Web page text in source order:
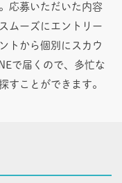
応募いただいた内容
ムーズにエントリー
トから個別にスカウ
で届くので、多忙な
すことができます。